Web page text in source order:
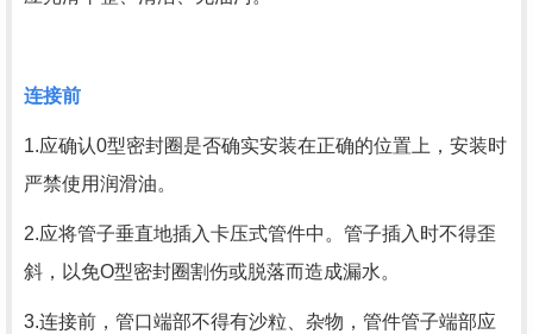
连接前
1.应确认0型密封圈是否确实安装在正确的位置上，安装时
严禁使用润滑油。
2.应将管子垂直地插入卡压式管件中。管子插入时不得歪
斜，以免O型密封圈割伤或脱落而造成漏水。
3.连接前，管口端部不得有沙粒、杂物，管件管子端部应